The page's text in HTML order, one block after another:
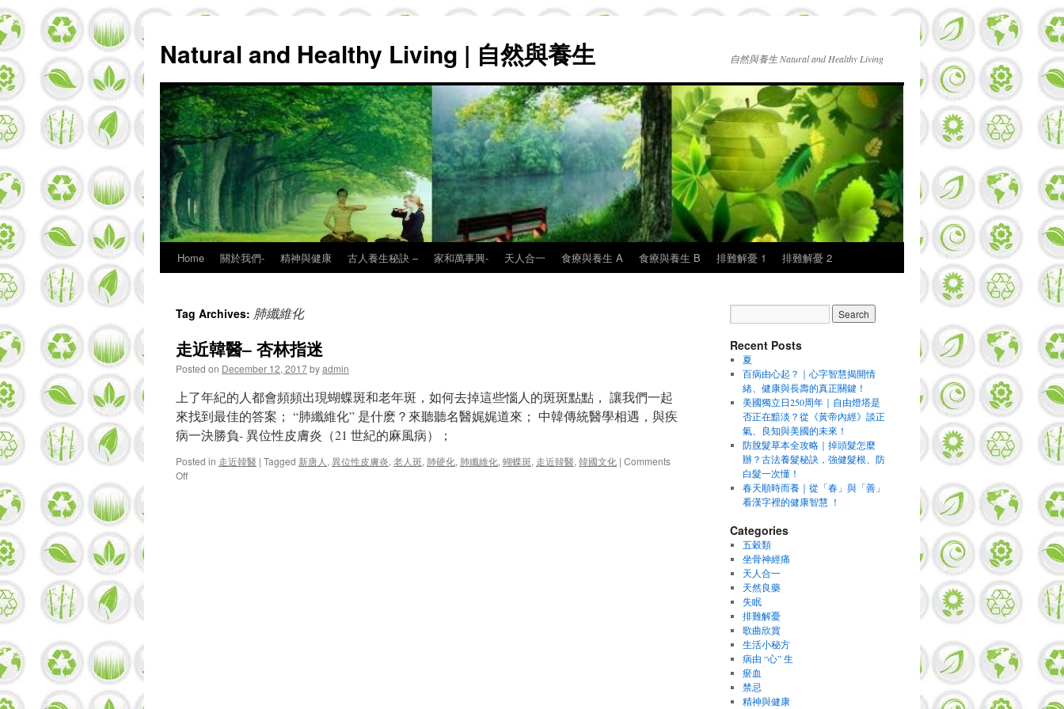
Natural and Healthy Living | 自然與養生 自然與養生 Natural and Healthy Living
Skip
content
Home 關於我們- 精神與健康 古人養生秘訣 – 家和萬事興- 天人合一 食療與養生 A 食療與養生 B 排難解憂 1 排難解憂 2
Tag Archives: 肺纖維化
走近韓醫– 杏林指迷
Posted on December 12, 2017byadmin
上了年紀的人都會頻頻出現蝴蝶斑和老年斑，如何去掉這些惱人的斑斑點點， 讓我們一起
來找到最佳的答案； “肺纖維化” 是什麽？來聽聽名醫娓娓道來； 中韓傳統醫學相遇，與疾
病一決勝負- 異位性皮膚炎（21 世紀的麻風病）；
Posted in 走近韓醫 | Tagged 新唐人 , 異位性皮膚炎, 老人斑, 肺硬化, 肺纖維化, 蝴蝶斑, 走近韓醫, 韓國文化 | Comments
Offon
Recent Posts
夏
百病由心起？｜心字智慧揭開情
緒、健康與長壽的真正關鍵！
美國獨立日250周年｜自由燈塔是
否正在黯淡？從《黃帝內經》談正
氣、良知與美國的未來！
防脫髮草本全攻略｜掉頭髮怎麼
辦？古法養髮秘訣，強健髮根、防
白髮一次懂！
春天順時而養｜從「春」與「善」
看漢字裡的健康智慧 ！
Categories
五穀類
坐骨神經痛
天人合一
天然良藥
失眠
排難解憂
歌曲欣賞
生活小秘方
病由 “心” 生
瘀血
禁忌
精神與健康